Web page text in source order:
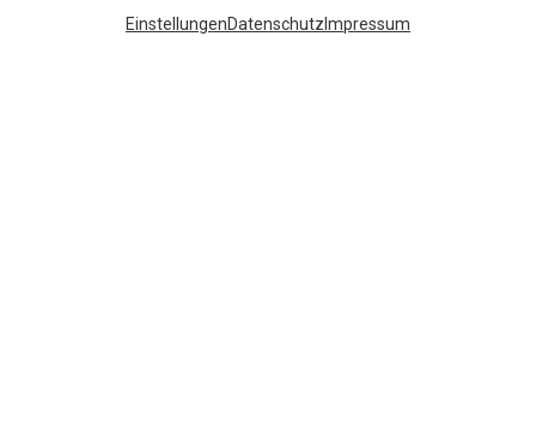
EinstellungenDatenschutz Impressum